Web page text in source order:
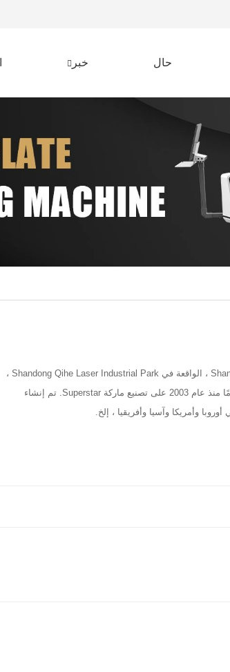
حال خبر
شركة Lin Laser Technology Co. ، Ltd. ، تابعة لمجموعة Shandong Superstar CNC Machinery Group ، الواقعة في Shandong Qihe Laser Industrial Park ،
مع التركيز على البحث والتطوير والإنتاج والمبيعات وخدمة ما بعد البيع لمعدات CNC. لقد مرت 18 عامًا منذ عام 2003 على تصنيع ماركة Superstar. تم إنشاء